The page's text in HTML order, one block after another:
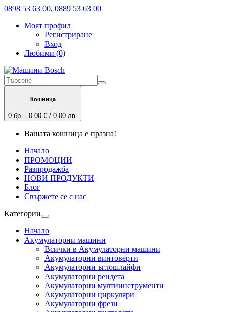
0898 53 63 00, 0889 53 63 00
Моят профил
Регистриране
Вход
Любими (0)
Кошница
0 бр. - 0.00 € / 0.00 лв.
Вашата кошница е празна!
Начало
ПРОМОЦИИ
Разпродажба
НОВИ ПРОДУКТИ
Блог
Свържете се с нас
Категории
Начало
Акумулаторни машини
Всички в Акумулаторни машини
Акумулаторни винтоверти
Акумулаторни ъглошлайфи
Акумулаторни рендета
Акумулаторни мултиинструменти
Акумулаторни циркуляри
Акумулаторни фрези